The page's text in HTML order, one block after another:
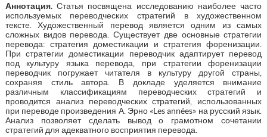
Аннотация.Статья посвящена исследованию наиболее часто
используемых переводческих стратегий в художественном
тексте. Художественный перевод является одним из самых
сложных видов перевода. Существует две основные стратегии
перевода: стратегия доместикации и стратегия форенизации.
При стратегии доместикации переводчик адаптирует перевод
под культуру языка перевода, при стратегии форенизации
переводчик погружает читателя в культуру другой страны,
сохраняя стиль автора. В докладе уделяется внимание
различным классификациям переводческих стратегий и
проводится анализ переводческих стратегий, использованных
при переводе произведения А. Эрно «Les années» на русский язык.
Анализ позволяет сделать вывод о грамотном сочетании
стратегий для адекватного восприятия перевода.